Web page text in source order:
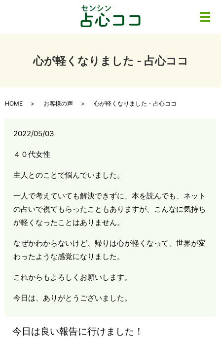
心が軽くなりました - 占心ココ
HOME お客様の声 心が軽くなりました - 占心ココ
2022/05/03
４０代女性
主人とのことで悩んでいました。
一人で考えていても解決できずに、本を読んでも、ネット
の占いで視てもらったこともありますが、こんなに気持ち
が軽くなったことはありません。
なぜかわからないけど、帰りは心が軽くなって、世界が変
わったような感覚になりました。
これからもよろしくお願いします。
今日は、ありがとうございました。
今日は良い報告に行けました！